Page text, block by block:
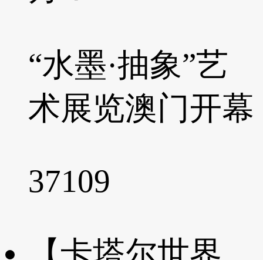
“水墨·抽象”艺
术展览澳门开幕
37109